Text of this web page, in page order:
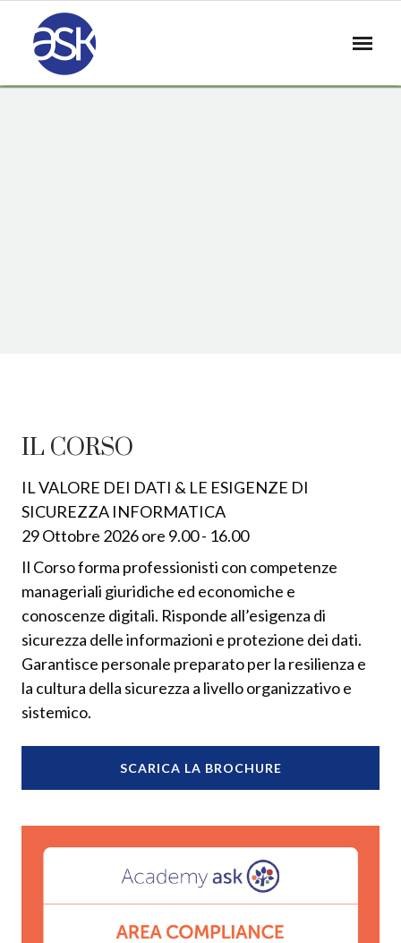
IL CORSO
IL VALORE DEI DATI & LE ESIGENZE DI
SICUREZZA INFORMATICA
29 Ottobre 2026 ore 9.00 - 16.00
Il Corso forma professionisti con competenze
manageriali giuridiche ed economiche e
conoscenze digitali. Risponde all’esigenza di
sicurezza delle informazioni e protezione dei dati.
Garantisce personale preparato per la resilienza e
la cultura della sicurezza a livello organizzativo e
sistemico.
SCARICA LA BROCHURE